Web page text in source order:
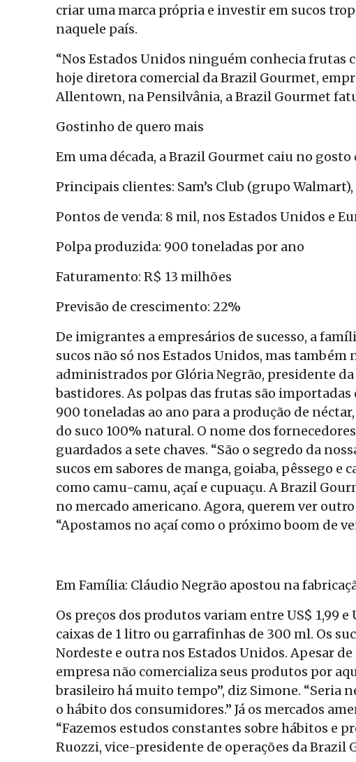
criar uma marca própria e investir em sucos
naquele país.
“Nos Estados Unidos ninguém conhecia frutas
hoje diretora comercial da Brazil Gourmet,
Allentown, na Pensilvânia, a Brazil Gourmet
Gostinho de quero mais
Em uma década, a Brazil Gourmet caiu no
Principais clientes: Sam’s Club (grupo Walmart),
Pontos de venda: 8 mil, nos Estados Unidos e
Polpa produzida: 900 toneladas por ano
Faturamento: R$ 13 milhões
Previsão de crescimento: 22%
De imigrantes a empresários de sucesso, a
sucos não só nos Estados Unidos, mas também
administrados por Glória Negrão, presidente da
bastidores. As polpas das frutas são
900 toneladas ao ano para a produção de
do suco 100% natural. O nome dos
guardados a sete chaves. “São o segredo da
sucos em sabores de manga, goiaba, pêssego
como camu-camu, açaí e cupuaçu. A Brazil
no mercado americano. Agora, querem ver
“Apostamos no açaí como o próximo boom de
Em Família: Cláudio Negrão apostou na
Os preços dos produtos variam entre US$ 1,99
caixas de 1 litro ou garrafinhas de 300 ml. Os
Nordeste e outra nos Estados Unidos. Apesar
empresa não comercializa seus produtos por
brasileiro há muito tempo”, diz Simone. “Seria
o hábito dos consumidores.” Já os mercados
“Fazemos estudos constantes sobre hábitos e
Ruozzi, vice-presidente de operações da Brazil